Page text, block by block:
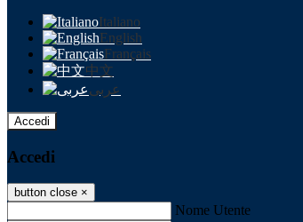
Italiano
English
Français
中文
عربى
Accedi
Accedi
button close ×
Nome Utente